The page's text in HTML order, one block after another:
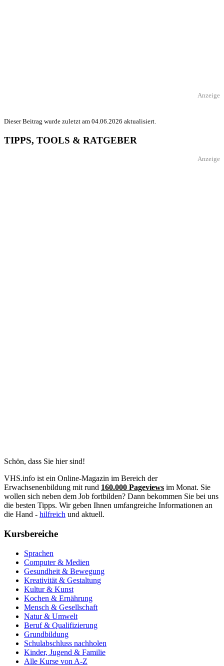
Anzeige
Dieser Beitrag wurde zuletzt am 04.06.2026 aktualisiert.
TIPPS, TOOLS & RATGEBER
Anzeige
Schön, dass Sie hier sind!
VHS.info ist ein Online-Magazin im Bereich der
Erwachsenenbildung mit rund 160.000 Pageviews im Monat. Sie
wollen sich neben dem Job fortbilden? Dann bekommen Sie bei uns
die besten Tipps. Wir geben Ihnen umfangreiche Informationen an
die Hand - hilfreich und aktuell.
Kursbereiche
Sprachen
Computer & Medien
Gesundheit & Bewegung
Kreativität & Gestaltung
Kultur & Kunst
Kochen & Ernährung
Mensch & Gesellschaft
Natur & Umwelt
Beruf & Qualifizierung
Grundbildung
Schulabschluss nachholen
Kinder, Jugend & Familie
Alle Kurse von A-Z